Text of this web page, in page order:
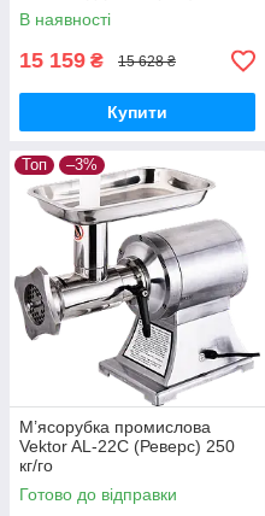
В наявності
15 159 ₴ 15 628 ₴
Купити
Топ –3%
М’ясорубка промислова
Vektor AL-22C (Реверс) 250
кг/го
Готово до відправки